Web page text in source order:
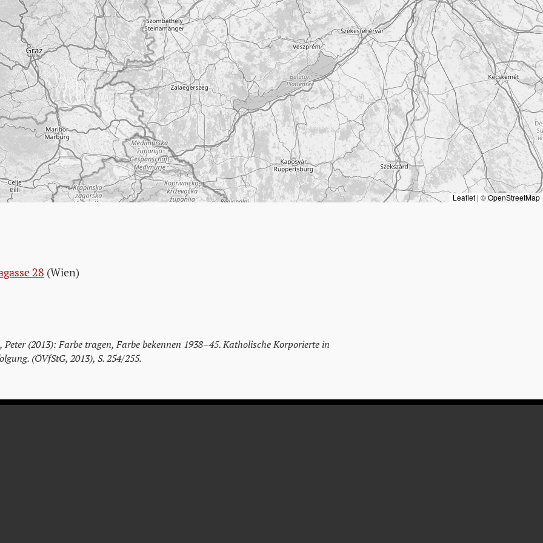
Leaflet | ©OpenStreetMap
28 (Wien)
(2013): Farbe tragen, Farbe bekennen 1938–45. Katholische Korporierte in
(ÖVfStG, 2013), S. 254/255.